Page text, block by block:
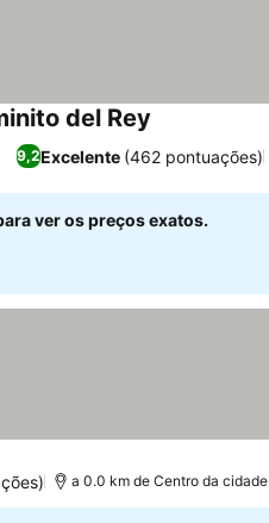
del Rey
9,2Excelente (462 pontuações)
ver os preços exatos.
a 0.0 km de Centro da cidade